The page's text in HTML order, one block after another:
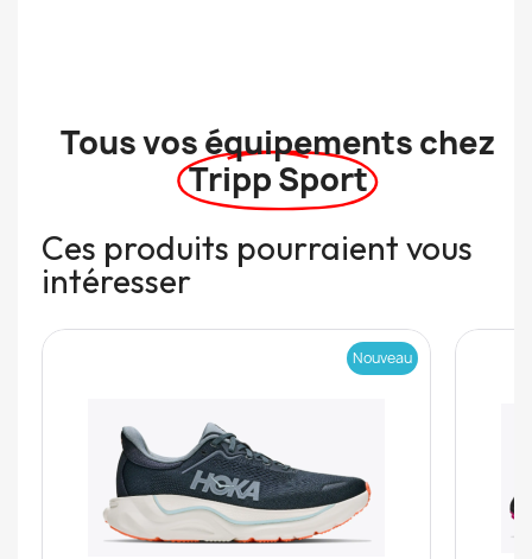
Tous vos équipements chez
Tripp Sport
Ces produits pourraient vous
intéresser
Nouveau